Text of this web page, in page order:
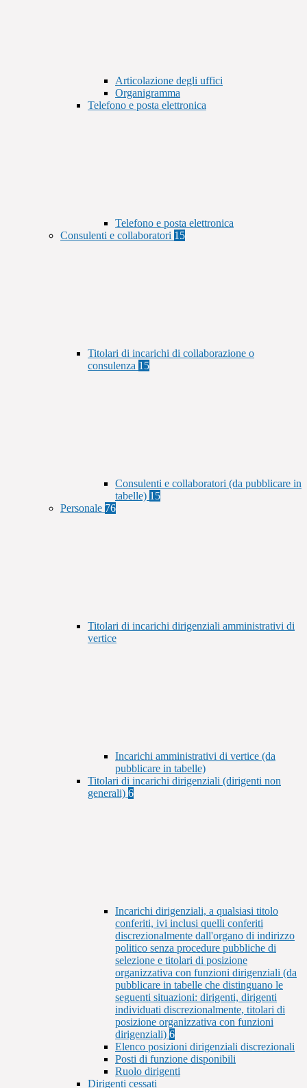
Articolazione degli uffici
Organigramma
Telefono e posta elettronica
Telefono e posta elettronica
Consulenti e collaboratori 15
Titolari di incarichi di collaborazione o
consulenza 15
Consulenti e collaboratori (da pubblicare in
tabelle) 15
Personale 76
Titolari di incarichi dirigenziali amministrativi di
vertice
Incarichi amministrativi di vertice (da
pubblicare in tabelle)
Titolari di incarichi dirigenziali (dirigenti non
generali) 6
Incarichi dirigenziali, a qualsiasi titolo
conferiti, ivi inclusi quelli conferiti
discrezionalmente dall'organo di indirizzo
politico senza procedure pubbliche di
selezione e titolari di posizione
organizzativa con funzioni dirigenziali (da
pubblicare in tabelle che distinguano le
seguenti situazioni: dirigenti, dirigenti
individuati discrezionalmente, titolari di
posizione organizzativa con funzioni
dirigenziali) 6
Elenco posizioni dirigenziali discrezionali
Posti di funzione disponibili
Ruolo dirigenti
Dirigenti cessati